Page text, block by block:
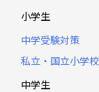
小学生
中学受験対策
私立・国立小学
中学生